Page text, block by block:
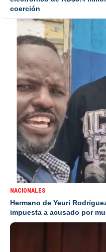
coerción
NACIONALES
Hermano de Yeuri
impuesta a acusado por